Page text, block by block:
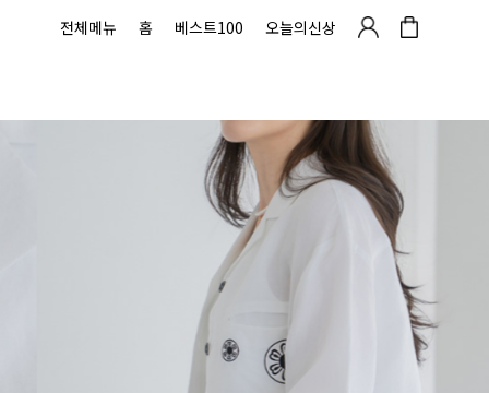
전체메뉴 홈 베스트100 오늘의신상